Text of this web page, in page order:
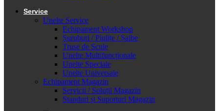
Service
Unelte Service
Echipament Workshop
Șuruburi / Piulițe / Șaibe
Truse de Scule
Unelte Multifuncționale
Unelte Speciale
Unelte Universale
Echipament Magazin
Servicii / Soluții Magazin
Standuri și Suporturi Magazin